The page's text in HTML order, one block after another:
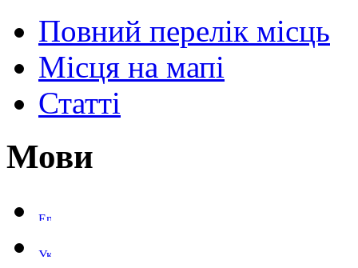
Повний перелік місць
Місця на мапі
Статті
Мови